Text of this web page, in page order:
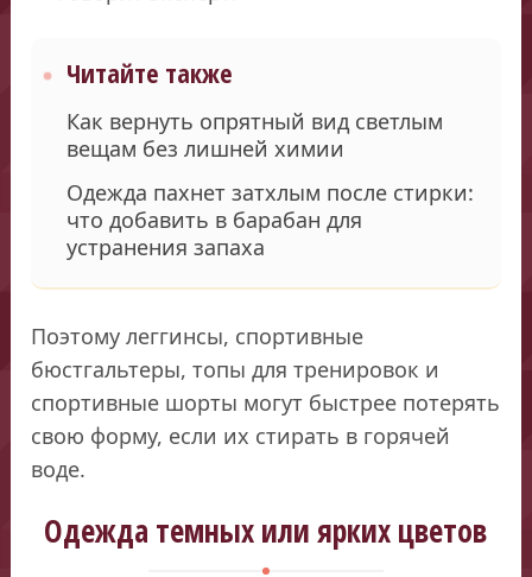
Читайте также
Как вернуть опрятный вид светлым
вещам без лишней химии
Одежда пахнет затхлым после стирки:
что добавить в барабан для
устранения запаха
Поэтому леггинсы, спортивные
бюстгальтеры, топы для тренировок и
спортивные шорты могут быстрее потерять
свою форму, если их стирать в горячей
воде.
Одежда темных или ярких цветов